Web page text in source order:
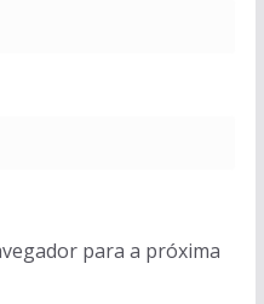
para a próxima